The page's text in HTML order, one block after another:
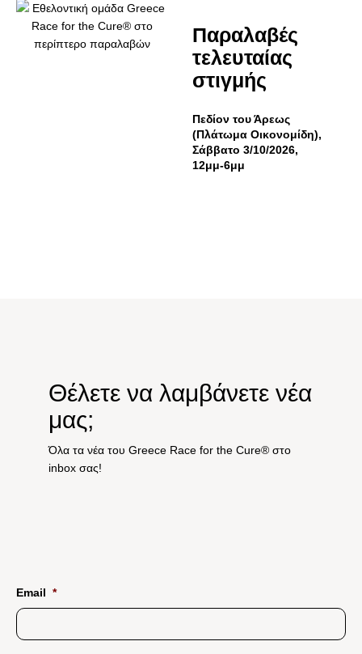
Παραλαβές
τελευταίας
στιγμής
Πεδίον του Άρεως
(Πλάτωμα Οικονομίδη),
Σάββατο 3/10/2026,
12μμ-6μμ
Θέλετε να λαμβάνετε νέα
μας;
Όλα τα νέα του Greece Race for the Cure® στο
inbox σας!
Email *